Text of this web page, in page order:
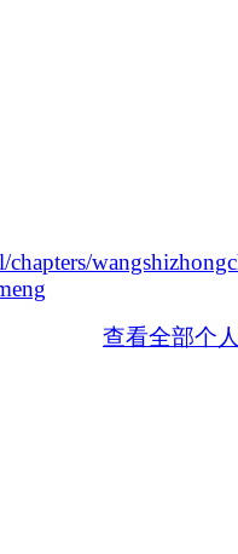
查看全部个